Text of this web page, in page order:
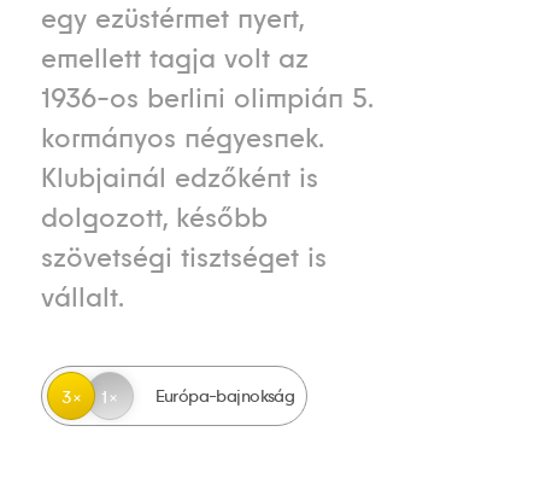
egy ezüstérmet nyert,
emellett tagja volt az
1936-os berlini olimpián 5.
kormányos négyesnek.
Klubjainál edzőként is
dolgozott, később
szövetségi tisztséget is
vállalt.
3 1 Európa-bajnokság